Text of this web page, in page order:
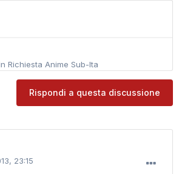
Richiesta Anime Sub-Ita
Rispondi a questa discussione
23:15